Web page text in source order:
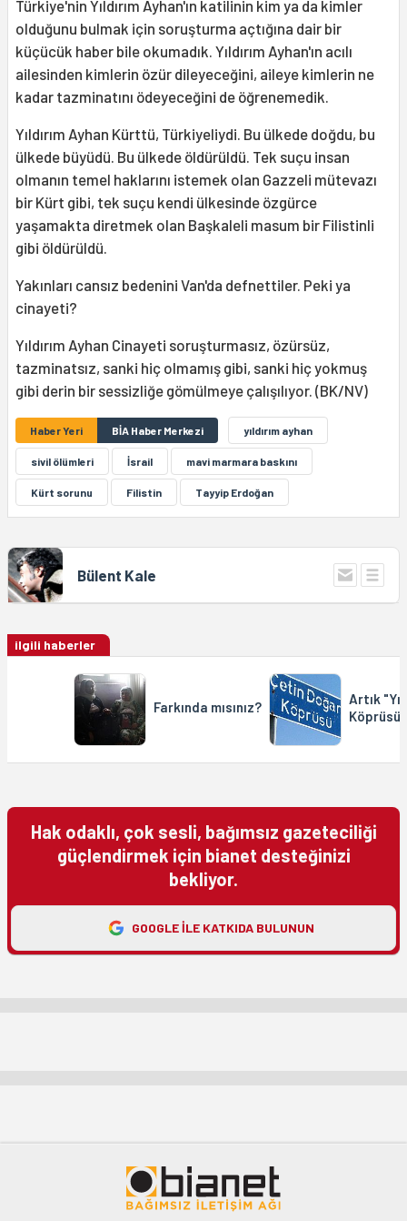
Türkiye'nin Yıldırım Ayhan'ın katilinin kim ya da kimler
olduğunu bulmak için soruşturma açtığına dair bir
küçücük haber bile okumadık. Yıldırım Ayhan'ın acılı
ailesinden kimlerin özür dileyeceğini, aileye kimlerin ne
kadar tazminatını ödeyeceğini de öğrenemedik.
Yıldırım Ayhan Kürttü, Türkiyeliydi. Bu ülkede doğdu, bu
ülkede büyüdü. Bu ülkede öldürüldü. Tek suçu insan
olmanın temel haklarını istemek olan Gazzeli mütevazı
bir Kürt gibi, tek suçu kendi ülkesinde özgürce
yaşamakta diretmek olan Başkaleli masum bir Filistinli
gibi öldürüldü.
Yakınları cansız bedenini Van'da defnettiler. Peki ya
cinayeti?
Yıldırım Ayhan Cinayeti soruşturmasız, özürsüz,
tazminatsız, sanki hiç olmamış gibi, sanki hiç yokmuş
gibi derin bir sessizliğe gömülmeye çalışılıyor. (BK/NV)
Haber Yeri BİA Haber Merkezi yıldırım ayhan
sivil ölümleri İsrail mavi marmara baskını
Kürt sorunu Filistin Tayyip Erdoğan
Bülent Kale
ilgili haberler
Farkında mısınız?
Artık
Köprüsü"
Hak odaklı, çok sesli, bağımsız gazeteciliği
güçlendirmek için bianet desteğinizi
bekliyor.
GOOGLE ILE KATKIDA BULUNUN